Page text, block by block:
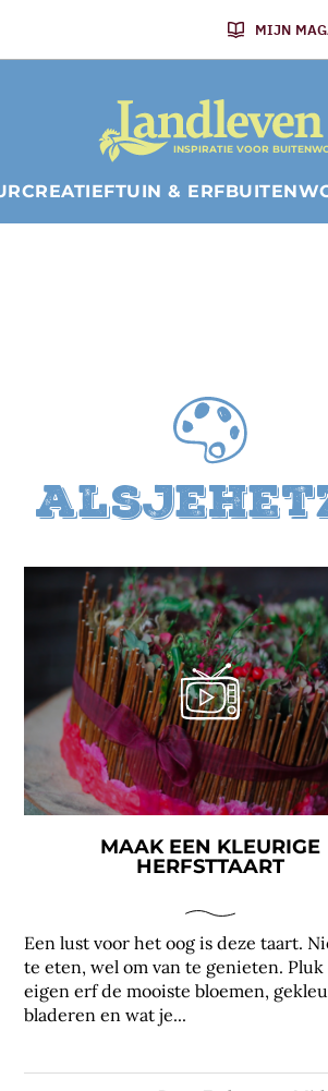
MIJN
INSPIRATIE VOOR
CREATIEFTUIN & ERF
MAAK EEN KLEURIGE
HERFSTTAART
Een lust voor het oog is deze taart.
te eten, wel om van te genieten. Pluk
eigen erf de mooiste bloemen,
bladeren en wat je...